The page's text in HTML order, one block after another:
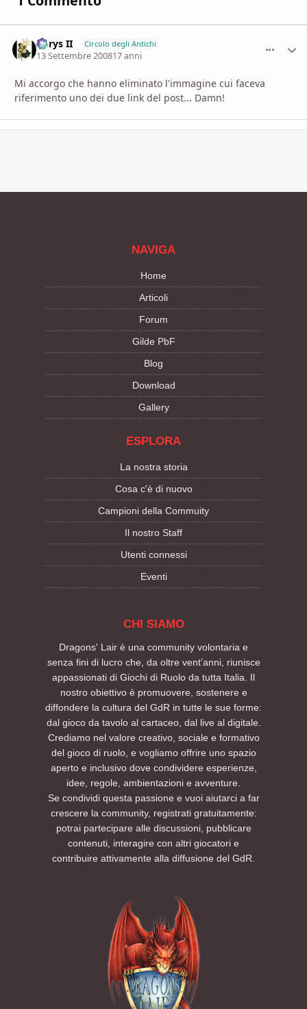
Aerys II Circolo degli Antichi
13 Settembre 200817 anni
Mi accorgo che hanno eliminato l'immagine cui faceva
riferimento uno dei due link del post... Damn!
NAVIGA
Home
Articoli
Forum
Gilde PbF
Blog
Download
Gallery
ESPLORA
La nostra storia
Cosa c'è di nuovo
Campioni della Commuity
Il nostro Staff
Utenti connessi
Eventi
CHI SIAMO
Dragons' Lair è una community volontaria e
senza fini di lucro che, da oltre vent’anni, riunisce
appassionati di Giochi di Ruolo da tutta Italia. Il
nostro obiettivo è promuovere, sostenere e
diffondere la cultura del GdR in tutte le sue forme:
dal gioco da tavolo al cartaceo, dal live al digitale.
Crediamo nel valore creativo, sociale e formativo
del gioco di ruolo, e vogliamo offrire uno spazio
aperto e inclusivo dove condividere esperienze,
idee, regole, ambientazioni e avventure.
Se condividi questa passione e vuoi aiutarci a far
crescere la community, registrati gratuitamente:
potrai partecipare alle discussioni, pubblicare
contenuti, interagire con altri giocatori e
contribuire attivamente alla diffusione del GdR.